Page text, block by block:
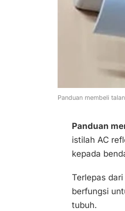
Panduan membeli
Panduan
istilah AC
kepada
Terlepas
berfungsi
tubuh.